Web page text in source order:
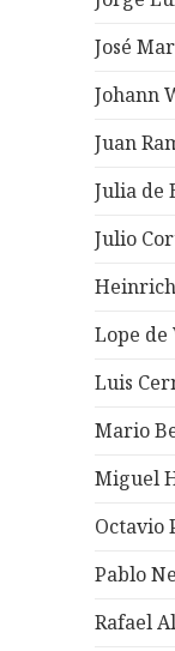
José
Johann
Juan
Julia de
Julio
Lope de
Luis
Mario
Miguel
Octavio
Pablo
Rafael